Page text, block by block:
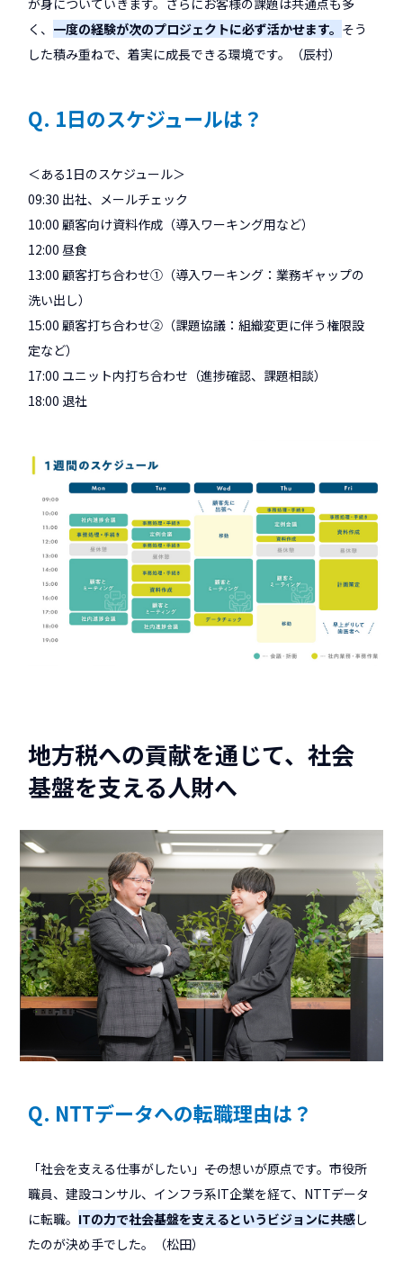
く、 一度の経験が次のプロジェクトに必ず活かせます。 そう
した積み重ねで、着実に成長できる環境です。（辰村）
Q. 1日のスケジュールは？
＜ある1日のスケジュール＞
09:30 出社、メールチェック
10:00 顧客向け資料作成（導入ワーキング用など）
12:00 昼食
13:00 顧客打ち合わせ①（導入ワーキング：業務ギャップの
洗い出し）
15:00 顧客打ち合わせ②（課題協議：組織変更に伴う権限設
定など）
17:00 ユニット内打ち合わせ（進捗確認、課題相談）
18:00 退社
地方税への貢献を通じて、社会
基盤を支える人財へ
Q. NTTデータへの転職理由は？
「社会を支える仕事がしたい」――その想いが原点です。市役所
職員、建設コンサル、インフラ系IT企業を経て、NTTデータ
に転職。 ITの力で社会基盤を支えるというビジョンに共感し
たのが決め手でした。（松田）